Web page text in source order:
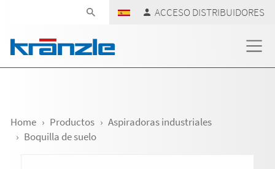
ACCESO DISTRIBUIDORES
Home Productos
Aspiradoras industriales
Boquilla de suelo